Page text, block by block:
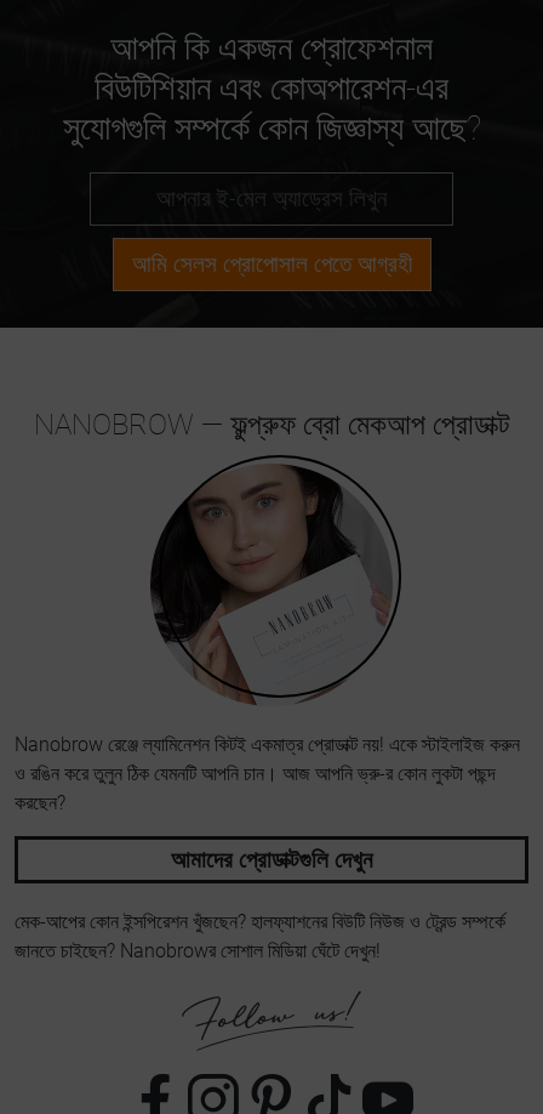
আপনি কি একজন প্রোফেশনাল
বিউটিশিয়ান এবং কোঅপারেশন-এর
সুযোগগুলি সম্পর্কে কোন জিজ্ঞাস্য আছে?
আমি সেলস প্রোপোসাল পেতে আগ্রহী
NANOBROW — ফুল্প্রুফ ব্রো মেকআপ প্রোডাক্ট
Nanobrow রেঞ্জে ল্যামিনেশন কিটই একমাত্র প্রোডাক্ট নয়! একে স্টাইলাইজ করুন
ও রঙিন করে তুলুন ঠিক যেমনটি আপনি চান। আজ আপনি ভ্রু-র কোন লুকটা পছন্দ
করছেন?
আমাদের প্রোডাক্টগুলি দেখুন
মেক-আপের কোন ইন্সপিরেশন খুঁজছেন? হালফ্যাশনের বিউটি নিউজ ও ট্রেন্ড সম্পর্কে
জানতে চাইছেন? Nanobrowর সোশাল মিডিয়া ঘেঁটে দেখুন!